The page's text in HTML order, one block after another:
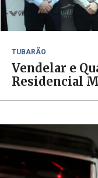
TUBARÃO
Vendelar e
Residencial